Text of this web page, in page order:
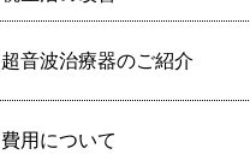
超音波治療器のご紹介
費用について